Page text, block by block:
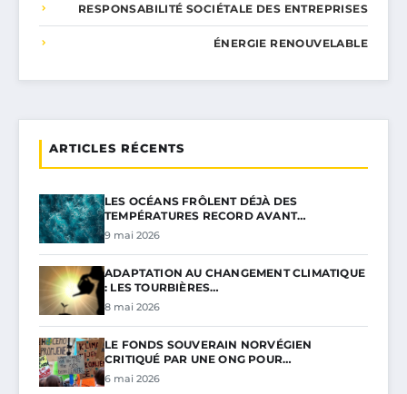
RESPONSABILITÉ SOCIÉTALE DES ENTREPRISES
ÉNERGIE RENOUVELABLE
ARTICLES RÉCENTS
LES OCÉANS FRÔLENT DÉJÀ DES
TEMPÉRATURES RECORD AVANT…
9 mai 2026
ADAPTATION AU CHANGEMENT CLIMATIQUE
: LES TOURBIÈRES…
8 mai 2026
LE FONDS SOUVERAIN NORVÉGIEN
CRITIQUÉ PAR UNE ONG POUR…
6 mai 2026